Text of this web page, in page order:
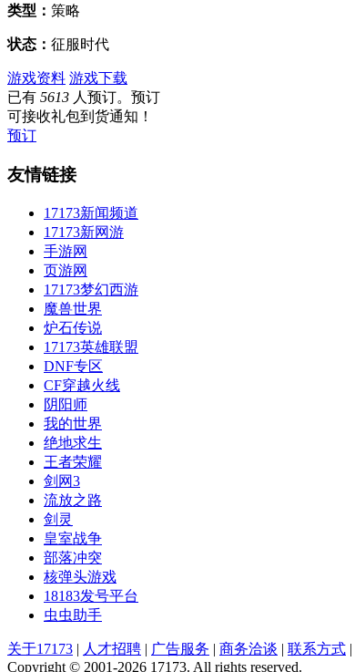
类型： 策略
状态： 征服时代
游戏资料 游戏下载
已有 5613 人预订。预订
可接收礼包到货通知！
预订
友情链接
17173新闻频道
17173新网游
手游网
页游网
17173梦幻西游
魔兽世界
炉石传说
17173英雄联盟
DNF专区
CF穿越火线
阴阳师
我的世界
绝地求生
王者荣耀
剑网3
流放之路
剑灵
皇室战争
部落冲突
核弹头游戏
18183发号平台
虫虫助手
关于17173 | 人才招聘 | 广告服务 | 商务洽谈 | 联系方式 |
Copyright © 2001-2026 17173. All rights reserved.